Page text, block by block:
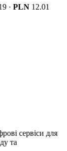
· PLN 12.01
сервіси для
та